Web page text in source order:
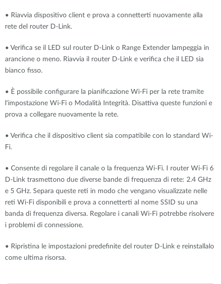
• Riavvia dispositivo client e prova a connetterti nuovamente alla
rete del router D-Link.
• Verifica se il LED sul router D-Link o Range Extender lampeggia in
arancione o meno. Riavvia il router D-Link e verifica che il LED sia
bianco fisso.
• È possibile configurare la pianificazione Wi-Fi per la rete tramite
l'impostazione Wi-Fi o Modalità Integrità. Disattiva queste funzioni e
prova a collegare nuovamente la rete.
• Verifica che il dispositivo client sia compatibile con lo standard Wi-
Fi.
• Consente di regolare il canale o la frequenza Wi-Fi. I router Wi-Fi 6
D-Link trasmettono due diverse bande di frequenza di rete: 2.4 GHz
e 5 GHz. Separa queste reti in modo che vengano visualizzate nelle
reti Wi-Fi disponibili e prova a connetterti al nome SSID su una
banda di frequenza diversa. Regolare i canali Wi-Fi potrebbe risolvere
i problemi di connessione.
• Ripristina le impostazioni predefinite del router D-Link e reinstallalo
come ultima risorsa.